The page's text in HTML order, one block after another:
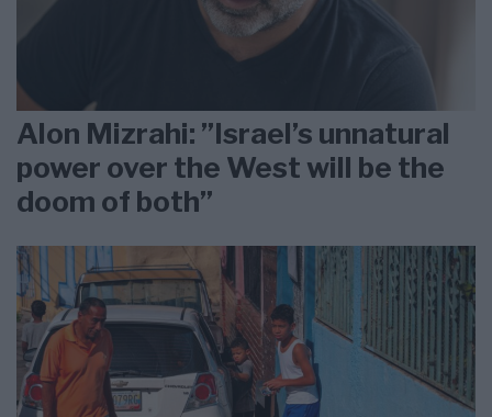
Alon Mizrahi: ”Israel’s unnatural
power over the West will be the
doom of both”